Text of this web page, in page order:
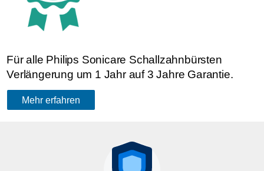
Für alle Philips Sonicare Schallzahnbürsten
Verlängerung um 1 Jahr auf 3 Jahre Garantie.
Mehr erfahren